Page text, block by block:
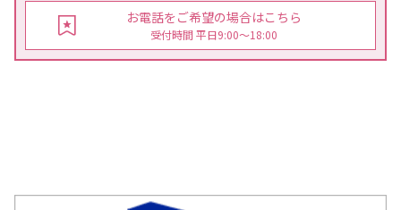
お電話をご希望の場合はこちら
受付時間 平日9:00〜18:00